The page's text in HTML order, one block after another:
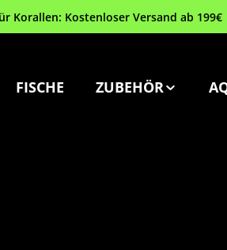
Korallen: Kostenloser Versand ab 199€
FISCHE ZUBEHÖR